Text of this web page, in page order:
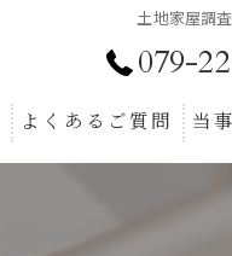
土地家屋調
079-
よくあるご質問 当